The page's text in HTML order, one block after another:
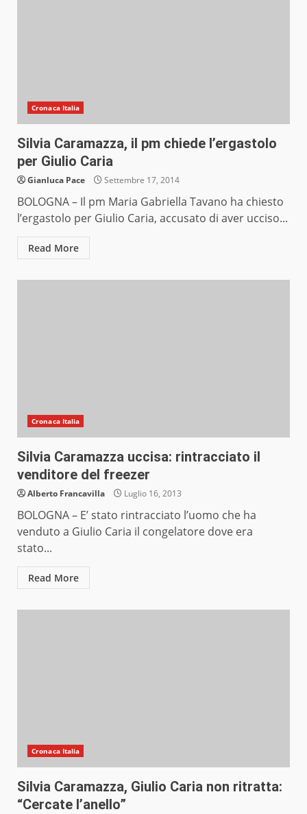
Cronaca Italia
Silvia Caramazza, il pm chiede l’ergastolo
per Giulio Caria
Gianluca Pace Settembre 17, 2014
BOLOGNA – Il pm Maria Gabriella Tavano ha chiesto
l’ergastolo per Giulio Caria, accusato di aver ucciso...
Read More
Cronaca Italia
Silvia Caramazza uccisa: rintracciato il
venditore del freezer
Alberto Francavilla Luglio 16, 2013
BOLOGNA – E’ stato rintracciato l’uomo che ha
venduto a Giulio Caria il congelatore dove era
stato...
Read More
Cronaca Italia
Silvia Caramazza, Giulio Caria non ritratta:
“Cercate l’anello”